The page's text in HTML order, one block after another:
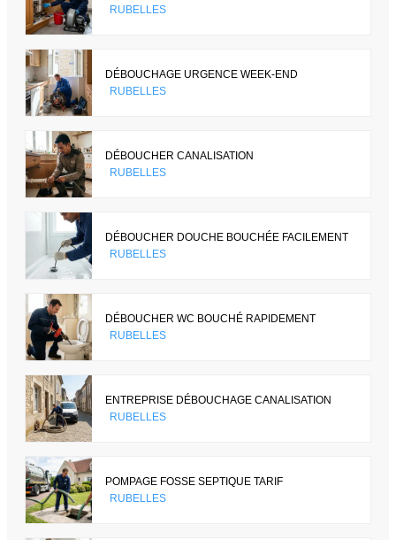
RUBELLES
DÉBOUCHAGE URGENCE WEEK-END
RUBELLES
DÉBOUCHER CANALISATION
RUBELLES
DÉBOUCHER DOUCHE BOUCHÉE FACILEMENT
RUBELLES
DÉBOUCHER WC BOUCHÉ RAPIDEMENT
RUBELLES
ENTREPRISE DÉBOUCHAGE CANALISATION
RUBELLES
POMPAGE FOSSE SEPTIQUE TARIF
RUBELLES